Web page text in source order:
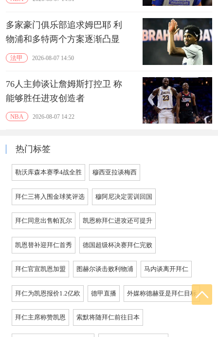
多家豪门俱乐部追求姆巴耶 利
物浦和多特两个方案逐渐凸显
法甲 2026-08-07 14:50
76人主帅谈让詹姆斯打控卫 称
能够胜任进攻创造者
NBA 2026-08-07 14:22
热门标签
勒沃库森本赛季4战全胜 穆西亚拉谈梅西
拜仁三将入围金球奖评选 穆阿尼决定罢训回国
拜仁同意出售帕瓦尔 凯恩称拜仁进攻还可提升
凯恩替补迎拜仁首秀 德国超级杯决赛拜仁完败
拜仁官宣凯恩加盟 图赫尔谈击败利物浦 马内谈离开拜仁
拜仁为凯恩报价1.2亿欧 德甲直播 外媒称德赫亚是拜仁目标
拜仁主席称赞凯恩 索默将随拜仁前往日本